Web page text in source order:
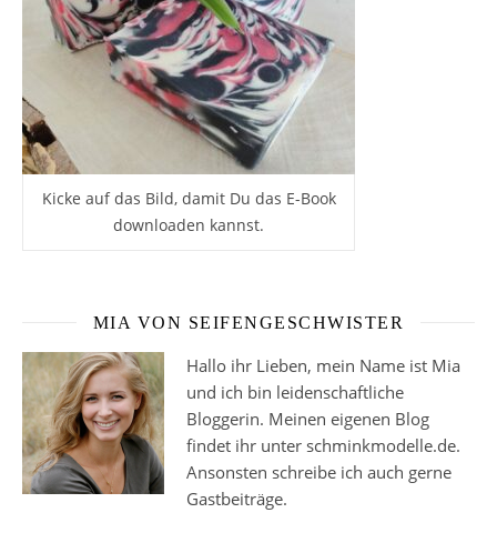
Kicke auf das Bild, damit Du das E-Book
downloaden kannst.
MIA VON SEIFENGESCHWISTER
Hallo ihr Lieben, mein Name ist Mia
und ich bin leidenschaftliche
Bloggerin. Meinen eigenen Blog
findet ihr unter schminkmodelle.de.
Ansonsten schreibe ich auch gerne
Gastbeiträge.